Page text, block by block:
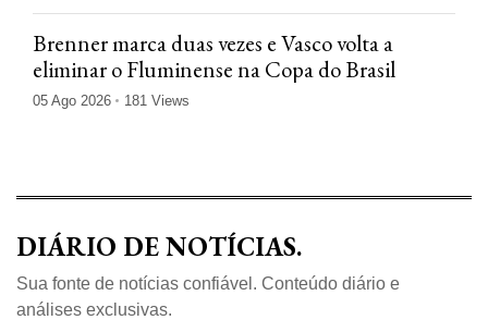
Brenner marca duas vezes e Vasco volta a
eliminar o Fluminense na Copa do Brasil
05 Ago 2026 181 Views
DIÁRIO DE NOTÍCIAS.
Sua fonte de notícias confiável. Conteúdo diário e
análises exclusivas.